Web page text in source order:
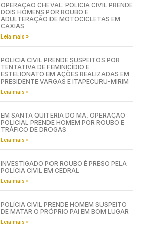
OPERAÇÃO CHEVAL: POLÍCIA CIVIL PRENDE
DOIS HOMENS POR ROUBO E
ADULTERAÇÃO DE MOTOCICLETAS EM
CAXIAS
Leia mais »
POLÍCIA CIVIL PRENDE SUSPEITOS POR
TENTATIVA DE FEMINICÍDIO E
ESTELIONATO EM AÇÕES REALIZADAS EM
PRESIDENTE VARGAS E ITAPECURU-MIRIM
Leia mais »
EM SANTA QUITÉRIA DO MA, OPERAÇÃO
POLICIAL PRENDE HOMEM POR ROUBO E
TRÁFICO DE DROGAS
Leia mais »
INVESTIGADO POR ROUBO É PRESO PELA
POLÍCIA CIVIL EM CEDRAL
Leia mais »
POLÍCIA CIVIL PRENDE HOMEM SUSPEITO
DE MATAR O PRÓPRIO PAI EM BOM LUGAR
Leia mais »